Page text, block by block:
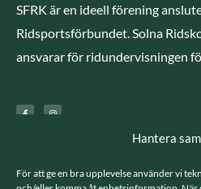
Hantera
För att ge en bra upplevelse använder vi
SFRK är en ideell förening
Ridsportsförbundet. Solna
ansvarar för ridundervisningen